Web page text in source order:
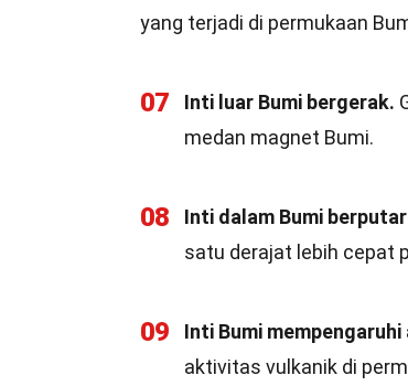
yang terjadi di permukaan
07 Inti luar Bumi bergerak.
medan magnet Bumi.
08 Inti dalam Bumi
satu derajat lebih cepat
09 Inti Bumi
aktivitas vulkanik di